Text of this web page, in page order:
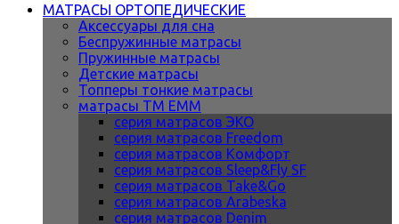
МАТРАСЫ ОРТОПЕДИЧЕСКИЕ
Аксессуары для сна
Беспружинные матрасы
Пружинные матрасы
Детские матрасы
Топперы тонкие матрасы
матрасы ТМ ЕММ
серия матрасов ЭКО
серия матрасов Freedom
серия матрасов Комфорт
серия матрасов Sleep&Fly SF
серия матрасов Take&Go
серия матрасов Arabeska
серия матрасов Denim